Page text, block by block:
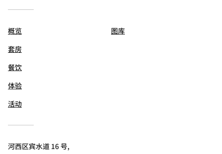
概览
套房
餐饮
体验
活动
图库
河西区宾水道 16 号,